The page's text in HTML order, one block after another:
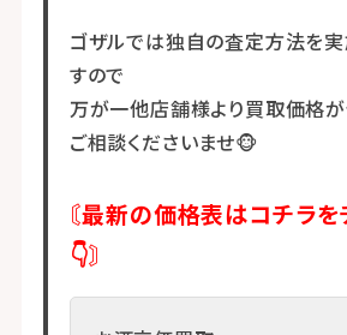
ゴザルでは独自の査定方法を実
すので
万が一他店舗様より買取価格
ご相談くださいませ🐵
〘最新の価格表はコチラを
👇〙